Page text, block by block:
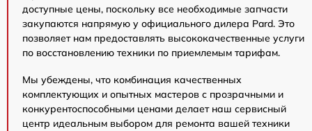
доступные цены, поскольку все необходимые запчасти
закупаются напрямую у официального дилера Pard. Это
позволяет нам предоставлять высококачественные услуги
по восстановлению техники по приемлемым тарифам.
Мы убеждены, что комбинация качественных
комплектующих и опытных мастеров с прозрачными и
конкурентоспособными ценами делает наш сервисный
центр идеальным выбором для ремонта вашей техники